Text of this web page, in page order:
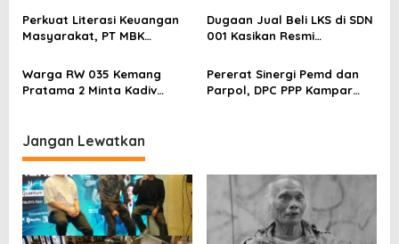
Sentimen Pasar
Pelapor Desak Polda Jambi
Segera Lakukan Penahanan
Perkuat Literasi Keuangan
Masyarakat, PT MBK
Karpet Masjid di Pakuhaji
Dugaan Jual Beli LKS di SDN
001 Kasikan Resmi
Kampar, Pemred – Pimum
Metroterkini.id Desak Usut
Kasus Ini
Warga RW 035 Kemang
Pratama 2 Minta Kadiv
Metro Bekasi Kota
Pererat Sinergi Pemd dan
Parpol, DPC PPP Kampar
Jangan Lewatkan